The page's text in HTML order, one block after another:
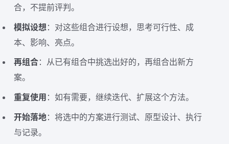
合，不提前评判。
模拟设想 ：对这些组合进行设想，思考可行性、成
本、影响、亮点。
再组合：从已有组合中挑选出好的，再组合出新方
案。
重复使用 ：如有需要，继续迭代、扩展这个方法。
开始落地：将选中的方案进行测试、原型设计、执行
与记录。